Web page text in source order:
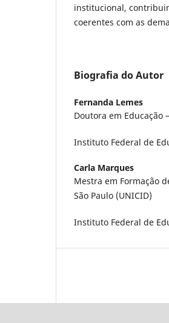
institucional,
coerentes com as
Biografia do Autor
Fernanda Lemes
Doutora em Educação
Instituto Federal de
Carla Marques
Mestra em Formação
São Paulo (UNICID)
Instituto Federal de